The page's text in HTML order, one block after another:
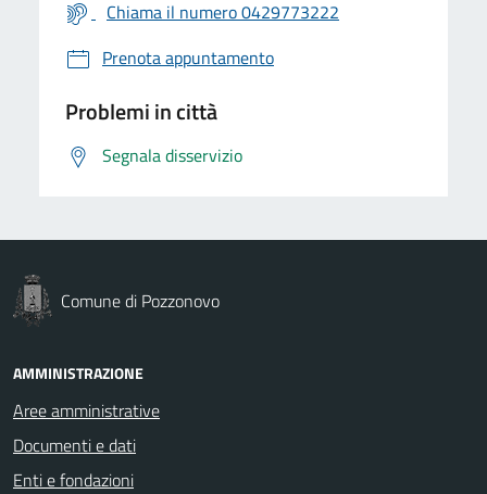
Chiama il numero 0429773222
Prenota appuntamento
Problemi in città
Segnala disservizio
Comune di Pozzonovo
AMMINISTRAZIONE
Aree amministrative
Documenti e dati
Enti e fondazioni